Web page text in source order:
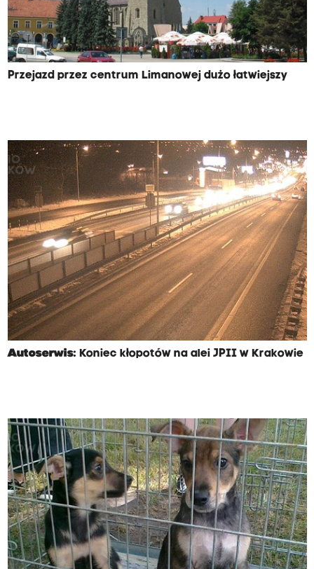
Przejazd przez centrum Limanowej dużo łatwiejszy
Autoserwis: Koniec kłopotów na alei JPII w Krakowie